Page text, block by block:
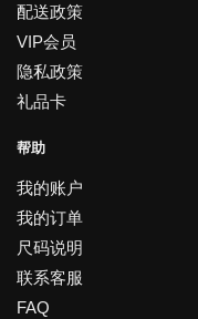
配送政策
VIP会员
隐私政策
礼品卡
帮助
我的账户
我的订单
尺码说明
联系客服
FAQ